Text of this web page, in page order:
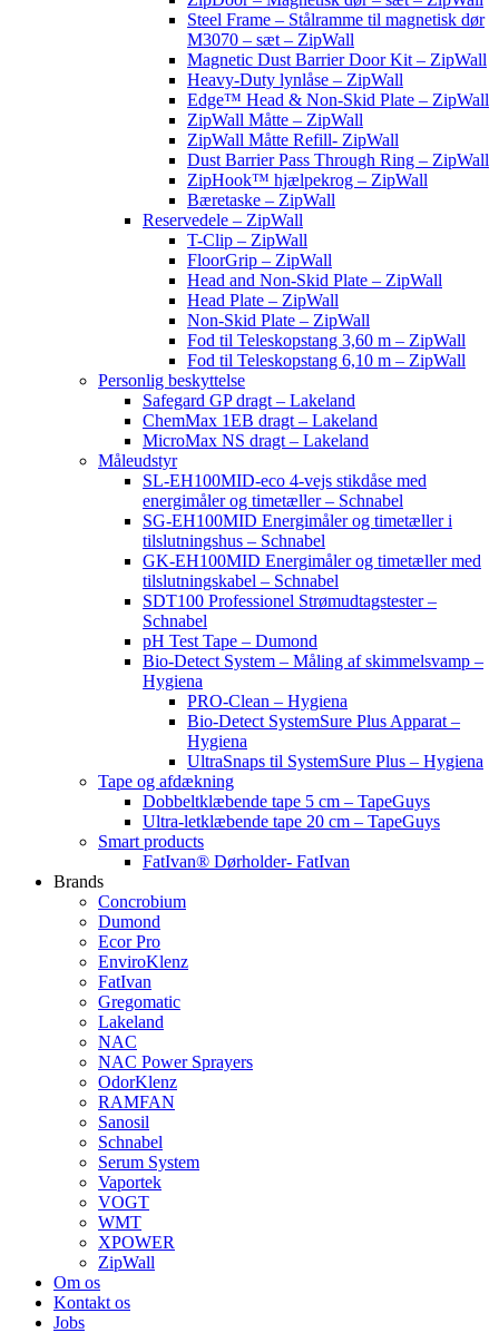
Steel Frame – Stålramme til magnetisk dør
M3070 – sæt – ZipWall
Magnetic Dust Barrier Door Kit – ZipWall
Heavy-Duty lynlåse – ZipWall
Edge™ Head & Non-Skid Plate – ZipWall
ZipWall Måtte – ZipWall
ZipWall Måtte Refill- ZipWall
Dust Barrier Pass Through Ring – ZipWall
ZipHook™ hjælpekrog – ZipWall
Bæretaske – ZipWall
Reservedele – ZipWall
T-Clip – ZipWall
FloorGrip – ZipWall
Head and Non-Skid Plate – ZipWall
Head Plate – ZipWall
Non-Skid Plate – ZipWall
Fod til Teleskopstang 3,60 m – ZipWall
Fod til Teleskopstang 6,10 m – ZipWall
Personlig beskyttelse
Safegard GP dragt – Lakeland
ChemMax 1EB dragt – Lakeland
MicroMax NS dragt – Lakeland
Måleudstyr
SL-EH100MID-eco 4-vejs stikdåse med
energimåler og timetæller – Schnabel
SG-EH100MID Energimåler og timetæller i
tilslutningshus – Schnabel
GK-EH100MID Energimåler og timetæller med
tilslutningskabel – Schnabel
SDT100 Professionel Strømudtagstester –
Schnabel
pH Test Tape – Dumond
Bio-Detect System – Måling af skimmelsvamp –
Hygiena
PRO-Clean – Hygiena
Bio-Detect SystemSure Plus Apparat –
Hygiena
UltraSnaps til SystemSure Plus – Hygiena
Tape og afdækning
Dobbeltklæbende tape 5 cm – TapeGuys
Ultra-letklæbende tape 20 cm – TapeGuys
Smart products
FatIvan® Dørholder- FatIvan
Brands
Concrobium
Dumond
Ecor Pro
EnviroKlenz
FatIvan
Gregomatic
Lakeland
NAC
NAC Power Sprayers
OdorKlenz
RAMFAN
Sanosil
Schnabel
Serum System
Vaportek
VOGT
WMT
XPOWER
ZipWall
Om os
Kontakt os
Jobs